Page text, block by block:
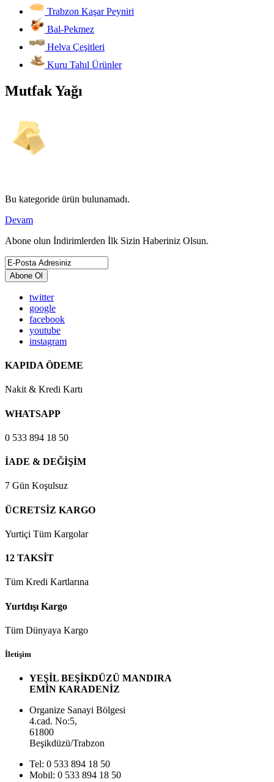
Trabzon Kaşar Peyniri
Bal-Pekmez
Helva Çeşitleri
Kuru Tahıl Ürünler
Mutfak Yağı
Bu kategoride ürün bulunamadı.
Devam
Abone olun İndirimlerden İlk Sizin Haberiniz Olsun.
Abone Ol
twitter
google
facebook
youtube
instagram
KAPIDA ÖDEME
Nakit & Kredi Kartı
WHATSAPP
0 533 894 18 50
İADE & DEĞİŞİM
7 Gün Koşulsuz
ÜCRETSİZ KARGO
Yurtiçi Tüm Kargolar
12 TAKSİT
Tüm Kredi Kartlarına
Yurtdışı Kargo
Tüm Dünyaya Kargo
İletişim
YEŞİL BEŞİKDÜZÜ MANDIRA
EMİN KARADENİZ
Organize Sanayi Bölgesi
4.cad. No:5,
61800
Beşikdüzü/Trabzon
Tel: 0 533 894 18 50
Mobil: 0 533 894 18 50